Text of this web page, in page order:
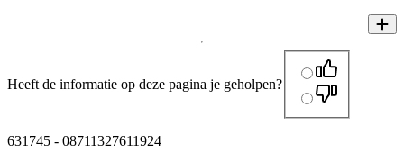
Heeft de informatie op deze pagina je geholpen?
631745 - 08711327611924